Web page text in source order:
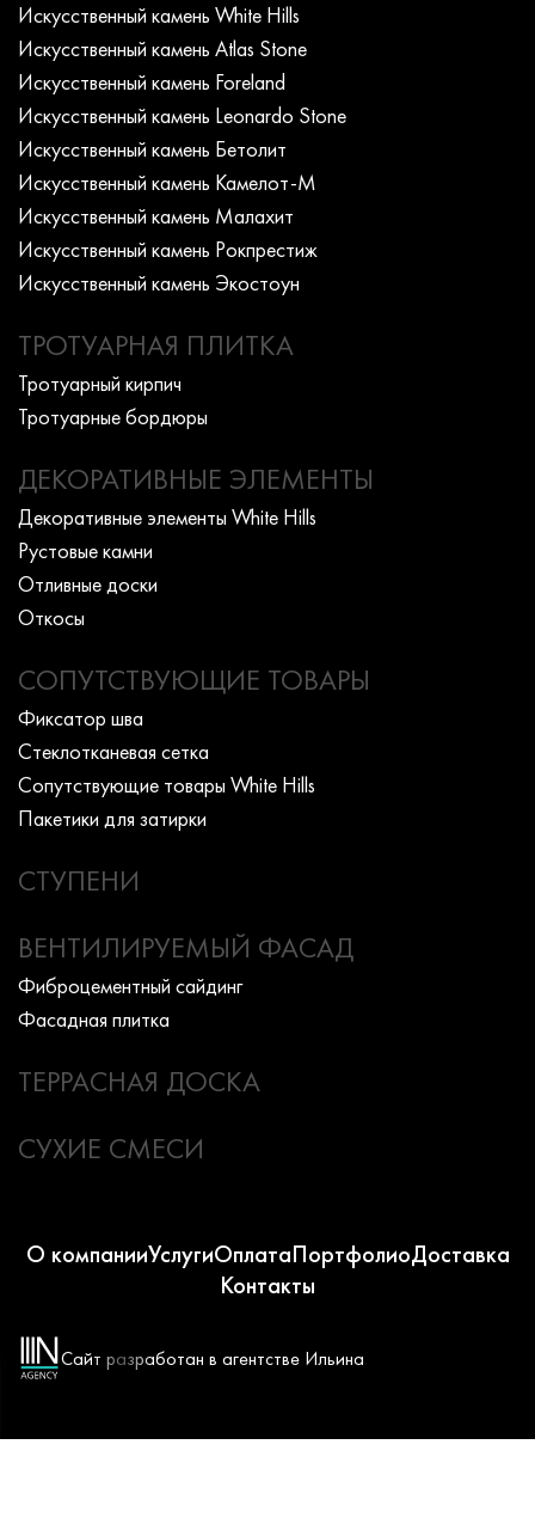
Искусcтвенный камень White Hills
Искусcтвенный камень Atlas Stone
Искусcтвенный камень Foreland
Искусcтвенный камень Leonardo Stone
Искусcтвенный камень Бетолит
Искусcтвенный камень Камелот-М
Искусcтвенный камень Малахит
Искусcтвенный камень Рокпрестиж
Искусcтвенный камень Экостоун
ТРОТУАРНАЯ ПЛИТКА
Тротуарный кирпич
Тротуарные бордюры
ДЕКОРАТИВНЫЕ ЭЛЕМЕНТЫ
Декоративные элементы White Hills
Рустовые камни
Отливные доски
Откосы
СОПУТСТВУЮЩИЕ ТОВАРЫ
Фиксатор шва
Стеклотканевая сетка
Сопутствующие товары White Hills
Пакетики для затирки
СТУПЕНИ
ВЕНТИЛИРУЕМЫЙ ФАСАД
Фиброцементный сайдинг
Фасадная плитка
ТЕРРАСНАЯ ДОСКА
СУХИЕ СМЕСИ
О компанииУслугиОплатаПортфолиоДоставка
Контакты
Сайт разработан в агентстве Ильина